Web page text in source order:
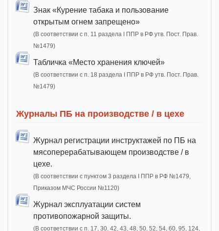
Знак «Курение табака и пользование
открытым огнем запрещено»
(В соответствии с п. 11 раздела I ППР в РФ утв. Пост. Прав.
№1479)
Табличка «Место хранения ключей»
(В соответствии с п. 18 раздела I ППР в РФ утв. Пост. Прав.
№1479)
Журналы ПБ на производстве / в цехе
Журнал регистрации инструктажей по ПБ на
мясоперерабатывающем производстве / в
цехе.
(В соответствии с пунктом 3 раздела I ППР в РФ №1479,
Приказом МЧС России №1120)
Журнал эксплуатации систем
противопожарной защиты.
(В соответствии с п. 17, 30, 42, 43, 48, 50, 52, 54, 60, 95, 124,